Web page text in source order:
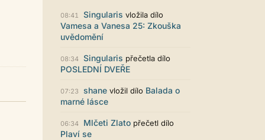
myslím také už v pořádku,
perfektní práce :)
Singularis
Líbí se mi tmavá varianta nového
vzhledu. Na některých místech
jsou sice mezi prvky příliš velké
určitě to půjde upravit místním
stylem... Celkově je styl dobře
puero 29.07. 11:53
08:41 Singularis vložila dílo
Vamesa a Vanesa 25: Zkouška
uvědomění
08:34 Singularis přečetla dílo
POSLEDNÍ DVEŘE
07:23 shane vložil dílo Balada o
marné lásce
06:34 Mlčeti Zlato přečetl dílo
Plaví se